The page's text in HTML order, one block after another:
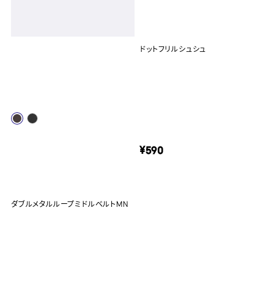
ダブルメタルループミドルベルトMN
ドットフリルシュシュ
¥590